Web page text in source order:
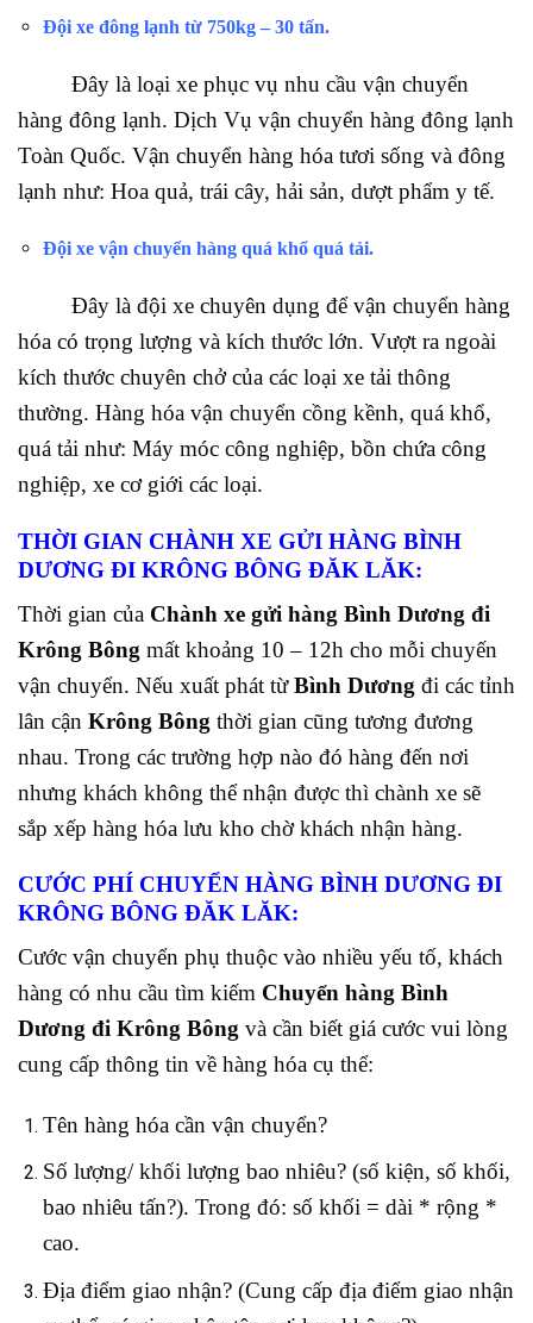
Đội xe đông lạnh từ 750kg – 30 tấn.
Đây là loại xe phục vụ nhu cầu vận chuyển
hàng đông lạnh. Dịch Vụ vận chuyển hàng đông lạnh
Toàn Quốc. Vận chuyển hàng hóa tươi sống và đông
lạnh như: Hoa quả, trái cây, hải sản, dượt phẩm y tế.
Đội xe vận chuyển hàng quá khổ quá tải.
Đây là đội xe chuyên dụng để vận chuyển hàng
hóa có trọng lượng và kích thước lớn. Vượt ra ngoài
kích thước chuyên chở của các loại xe tải thông
thường. Hàng hóa vận chuyển cồng kềnh, quá khổ,
quá tải như: Máy móc công nghiệp, bồn chứa công
nghiệp, xe cơ giới các loại.
THỜI GIAN CHÀNH XE GỬI HÀNG BÌNH
DƯƠNG ĐI KRÔNG BÔNG ĐĂK LĂK:
Thời gian của Chành xe gửi hàng Bình Dương đi
Krông Bông mất khoảng 10 – 12h cho mỗi chuyến
vận chuyển. Nếu xuất phát từBình Dương đi các tỉnh
lân cận Krông Bông thời gian cũng tương đương
nhau. Trong các trường hợp nào đó hàng đến nơi
nhưng khách không thể nhận được thì chành xe sẽ
sắp xếp hàng hóa lưu kho chờ khách nhận hàng.
CƯỚC PHÍ CHUYỂN HÀNG BÌNH DƯƠNG ĐI
KRÔNG BÔNG ĐĂK LĂK:
Cước vận chuyển phụ thuộc vào nhiều yếu tố, khách
hàng có nhu cầu tìm kiếm Chuyển hàng Bình
Dương đi Krông Bông và cần biết giá cước vui lòng
cung cấp thông tin về hàng hóa cụ thể:
Tên hàng hóa cần vận chuyển?
Số lượng/ khối lượng bao nhiêu? (số kiện, số khối,
bao nhiêu tấn?). Trong đó: số khối = dài * rộng *
cao.
Địa điểm giao nhận? (Cung cấp địa điểm giao nhận